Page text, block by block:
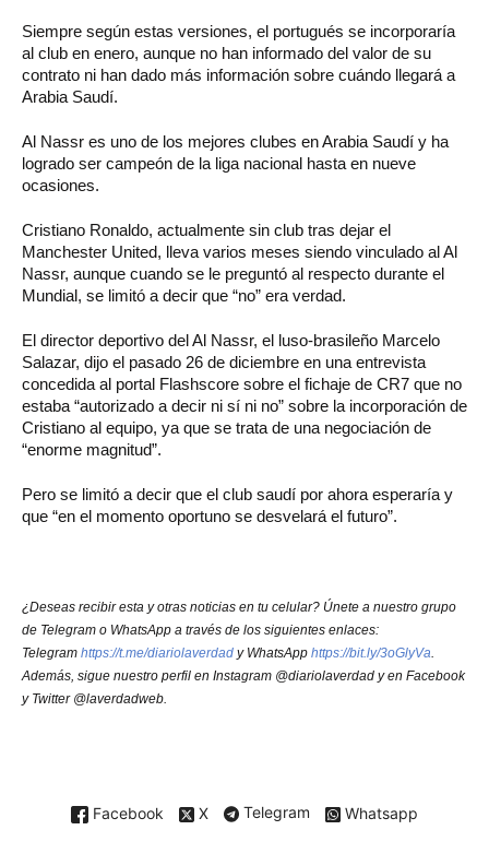
Siempre según estas versiones, el portugués se incorporaría
al club en enero, aunque no han informado del valor de su
contrato ni han dado más información sobre cuándo llegará a
Arabia Saudí.
Al Nassr es uno de los mejores clubes en Arabia Saudí y ha
logrado ser campeón de la liga nacional hasta en nueve
ocasiones.
Cristiano Ronaldo, actualmente sin club tras dejar el
Manchester United, lleva varios meses siendo vinculado al Al
Nassr, aunque cuando se le preguntó al respecto durante el
Mundial, se limitó a decir que “no” era verdad.
El director deportivo del Al Nassr, el luso-brasileño Marcelo
Salazar, dijo el pasado 26 de diciembre en una entrevista
concedida al portal Flashscore sobre el fichaje de CR7 que no
estaba “autorizado a decir ni sí ni no” sobre la incorporación de
Cristiano al equipo, ya que se trata de una negociación de
“enorme magnitud”.
Pero se limitó a decir que el club saudí por ahora esperaría y
que “en el momento oportuno se desvelará el futuro”.
¿Deseas recibir esta y otras noticias en tu celular? Únete a nuestro grupo
de Telegram o WhatsApp a través de los siguientes enlaces:
Telegram https://t.me/diariolaverdad y WhatsApp https://bit.ly/3oGlyVa
Además, sigue nuestro perfil en Instagram @diariolaverdad y en Facebook
y Twitter @laverdadweb.
Facebook X Telegram Whatsapp